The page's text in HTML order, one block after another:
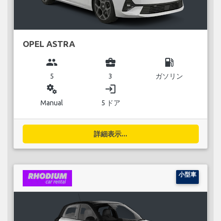
OPEL ASTRA
group
5
business_center
3
local_gas_station
ガソリン
miscellaneous_services
Manual
login
5 ドア
詳細表示...
小型車